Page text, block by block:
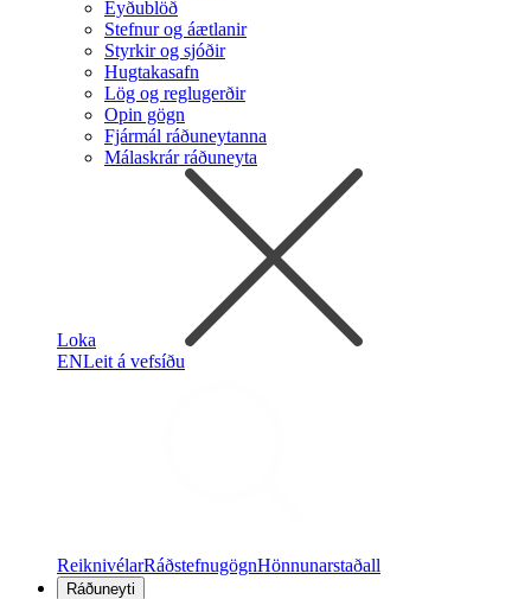
Eyðublöð
Stefnur og áætlanir
Styrkir og sjóðir
Hugtakasafn
Lög og reglugerðir
Opin gögn
Fjármál ráðuneytanna
Málaskrár ráðuneyta
Loka
ENLeit á vefsíðu
ReiknivélarRáðstefnugögnHönnunarstaðall
Ráðuneyti